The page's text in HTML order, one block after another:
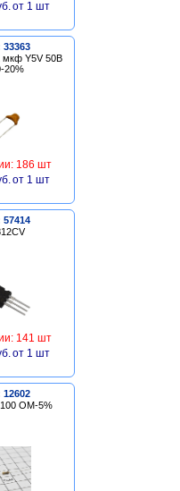
от 1 шт
мкф Y5V 50В
20%
186 шт
от 1 шт
141 шт
от 1 шт
100 ОМ-5%